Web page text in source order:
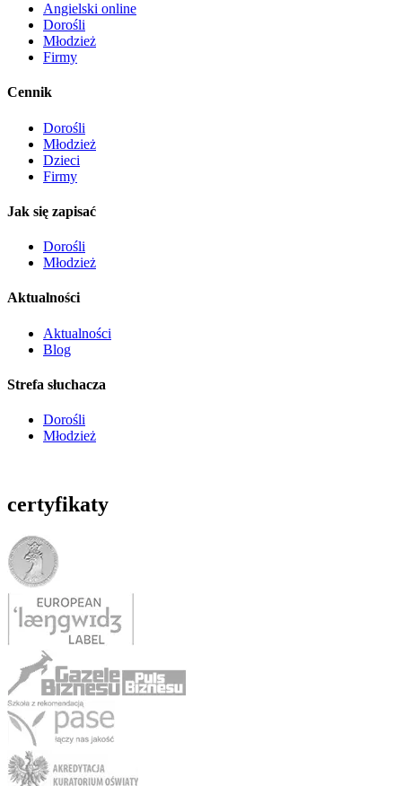
Angielski online
Dorośli
Młodzież
Firmy
Cennik
Dorośli
Młodzież
Dzieci
Firmy
Jak się zapisać
Dorośli
Młodzież
Aktualności
Aktualności
Blog
Strefa słuchacza
Dorośli
Młodzież
certyfikaty